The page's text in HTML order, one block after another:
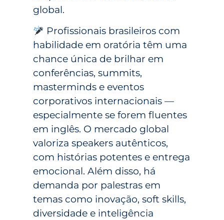
global.
Profissionais brasileiros com
habilidade em oratória têm uma
chance única de brilhar em
conferências, summits,
masterminds e eventos
corporativos internacionais —
especialmente se forem fluentes
em inglês. O mercado global
valoriza speakers autênticos,
com histórias potentes e entrega
emocional. Além disso, há
demanda por palestras em
temas como inovação, soft skills,
diversidade e inteligência